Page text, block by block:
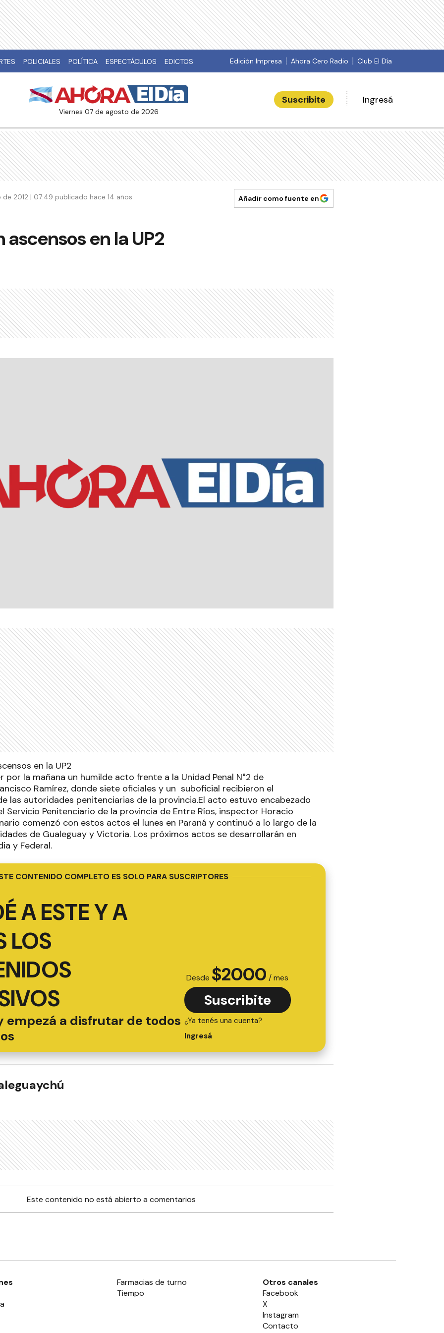
POLICIALES POLÍTICA ESPECTÁCULOS EDICTOS Edición Impresa Ahora Cero Radio Club El Día
viernes 07 de agosto de 2026
Suscribite Ingresá
de 2012 | 07:49 publicado hace 14 años Añadir como fuente en
en la UP2
en la UP2
por la mañana un humilde acto frente a la Unidad Penal N°2 de
Ramírez, donde siete oficiales y un suboficial recibieron el
las autoridades penitenciarias de la provincia.El acto estuvo encabezado
Servicio Penitenciario de la provincia de Entre Ríos, inspector Horacio
comenzó con estos actos el lunes en Paraná y continuó a lo largo de la
de Gualeguay y Victoria. Los próximos actos se desarrollarán en
y Federal.
CONTENIDO COMPLETO ES SOLO PARA SUSCRIPTORES
A ESTE Y A
LOS
empezá a disfrutar de todos
Desde $2000 / mes
Suscribite
¿Ya tenés una cuenta?
Ingresá
Este contenido no está abierto a comentarios
Farmacias de turno
Tiempo
Otros canales
Facebook
X
Instagram
Contacto